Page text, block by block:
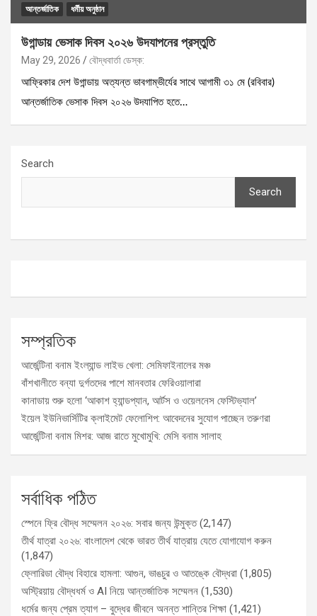
আন্তর্জাতিক ধর্মীয় অনুষ্ঠান
উগান্ডায় ভেসাক দিবস ২০২৬ উদযাপনের প্রস্তুতি
May 29, 2026 বৌদ্ধবার্তা ডেস্ক:
আফ্রিকার দেশ উগান্ডায় অত্যন্ত ভাবগাম্ভীর্যের সাথে আগামী ৩১ মে (রবিবার)
আন্তর্জাতিক ভেসাক দিবস ২০২৬ উদযাপিত হতে…
Search
Search
সম্প্রতিক
আর্জেন্টিনা বনাম ইংল্যান্ড লাইভ খেলা: সেমিফাইনালের মঞ্চ
বাঁশখালীতে বন্যা দুর্গতদের পাশে মানবতার ফেরিওয়ালারা
কানাডায় শুরু হলো ‘আকাশ হ্যান্ডপ্যান, আর্টস ও ওয়েলনেস ফেস্টিভ্যাল’
ইয়েল ইউনিভার্সিটির ক্লাইমেট ফেলোশিপ: আবেদনের সুযোগ পাচ্ছেন তরুণরা
আর্জেন্টিনা বনাম মিশর: আজ রাতে মুখোমুখি: মেসি বনাম সালাহ
সর্বাধিক পঠিত
স্পেনে ফ্রি বৌদ্ধ সম্মেলন ২০২৬: সবার জন্য উন্মুক্ত (2,147)
তীর্থ যাত্রা ২০২৬: বাংলাদেশ থেকে ভারত তীর্থ যাত্রায় যেতে যোগাযোগ করুন
(1,847)
ফ্লোরিডা বৌদ্ধ বিহারে হামলা: আগুন, ভাঙচুর ও আতঙ্কে বৌদ্ধরা (1,805)
অস্ট্রিয়ায় বৌদ্ধধর্ম ও AI নিয়ে আন্তর্জাতিক সম্মেলন (1,530)
ধর্মের জন্য প্রেম ত্যাগ – বুদ্ধের জীবনে অনন্ত শান্তির শিক্ষা (1,421)